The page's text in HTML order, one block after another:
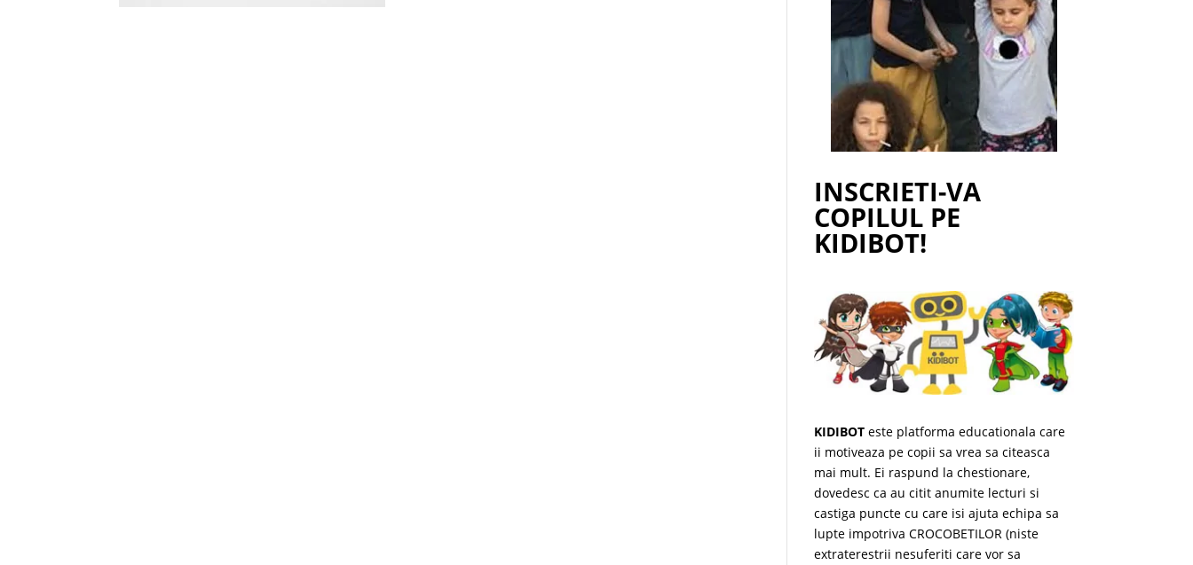
INSCRIETI-VA
COPILUL PE
KIDIBOT!
KIDIBOT este platforma educationala care
ii motiveaza pe copii sa vrea sa citeasca
mai mult. Ei raspund la chestionare,
dovedesc ca au citit anumite lecturi si
castiga puncte cu care isi ajuta echipa sa
lupte impotriva CROCOBETILOR (niste
extraterestrii nesuferiti care vor sa